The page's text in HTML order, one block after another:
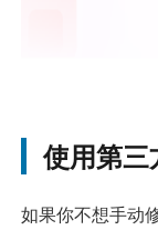
使用第三
如果你不想手动